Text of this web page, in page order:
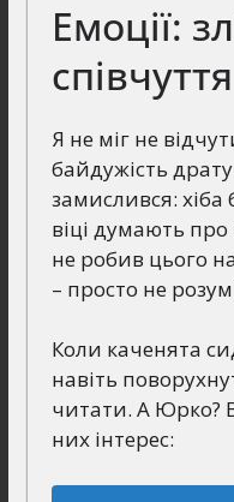
Емоції:
Я не міг не
байдужість
замислився: хіба
віці думають про
не робив цього
– просто не
Коли каченята
навіть
читати. А Юрко?
них інтерес: